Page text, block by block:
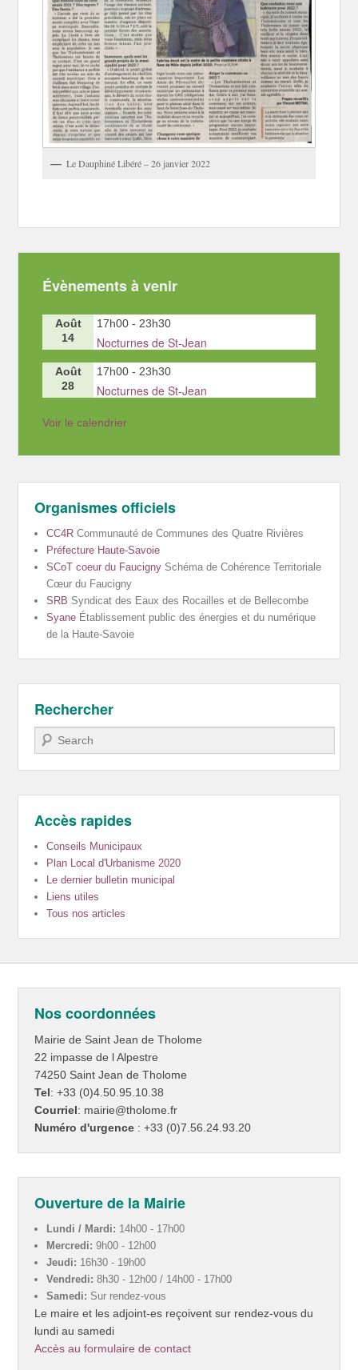
Le Dauphiné Libéré – 26 janvier 2022
Évènements à venir
Août
14
17h00 -23h30
Nocturnes de St-Jean
Août
28
17h00 -23h30
Nocturnes de St-Jean
Voir le calendrier
Organismes officiels
CC4R Communauté de Communes des Quatre Rivières
Préfecture Haute-Savoie
SCoT coeur du Faucigny Schéma de Cohérence Territoriale
Cœur du Faucigny
SRB Syndicat des Eaux des Rocailles et de Bellecombe
Syane Établissement public des énergies et du numérique
de la Haute-Savoie
Rechercher
Recherche
Accès rapides
Conseils Municipaux
Plan Local d'Urbanisme 2020
Le dernier bulletin municipal
Liens utiles
Tous nos articles
Nos coordonnées
Mairie de Saint Jean de Tholome
22 impasse de l Alpestre
74250 Saint Jean de Tholome
Tel: +33 (0)4.50.95.10.38
Courriel: mairie@tholome.fr
Numéro d'urgence : +33 (0)7.56.24.93.20
Ouverture de la Mairie
Lundi / Mardi: 14h00 - 17h00
Mercredi: 9h00 - 12h00
Jeudi: 16h30 - 19h00
Vendredi: 8h30 - 12h00 / 14h00 - 17h00
Samedi: Sur rendez-vous
Le maire et les adjoint-es reçoivent sur rendez-vous du
lundi au samedi
Accès au formulaire de contact